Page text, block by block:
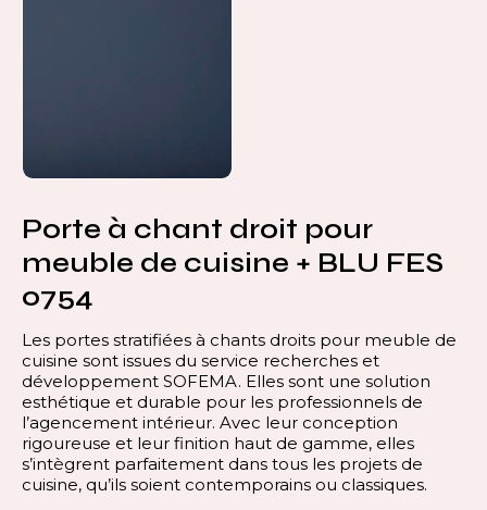
Porte à chant droit pour
meuble de cuisine + BLU FES
0754
Les portes stratifiées à chants droits pour meuble de
cuisine sont issues du service recherches et
développement SOFEMA. Elles sont une solution
esthétique et durable pour les professionnels de
l’agencement intérieur. Avec leur conception
rigoureuse et leur finition haut de gamme, elles
s’intègrent parfaitement dans tous les projets de
cuisine, qu’ils soient contemporains ou classiques.